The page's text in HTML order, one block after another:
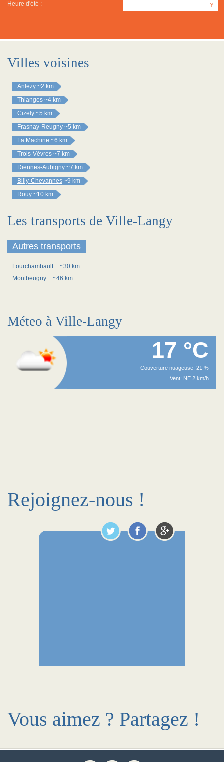
Heure d'été : Y
Villes voisines
Anlezy ~2 km
Thianges ~4 km
Cizely ~5 km
Frasnay-Reugny ~5 km
La Machine ~6 km
Trois-Vèvres ~7 km
Diennes-Aubigny ~7 km
Billy-Chevannes ~9 km
Rouy ~10 km
Les transports de Ville-Langy
Autres transports
Fourchambault
~30 km
Montbeugny
~46 km
Méteo à Ville-Langy
17 °C
Couverture nuageuse: 21 %
Vent: NE 2 km/h
Rejoignez-nous !
Vous aimez ? Partagez !